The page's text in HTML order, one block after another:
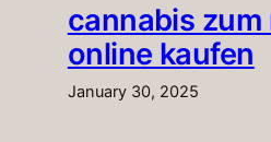
cannabis zum
online kaufen
January 30, 2025